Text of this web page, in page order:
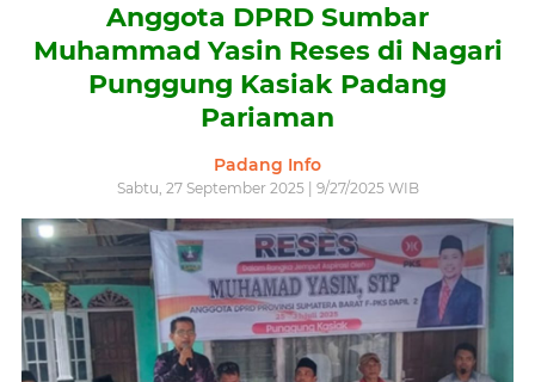
Anggota DPRD Sumbar
Muhammad Yasin Reses di Nagari
Punggung Kasiak Padang
Pariaman
Padang Info
Sabtu, 27 September 2025 | 9/27/2025 WIB